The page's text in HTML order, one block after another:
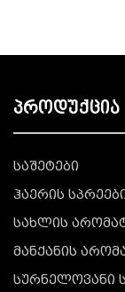
პროდუქცია
საშეტები
ჰაერის
სახლის
მანქანის
სურნელოვანი